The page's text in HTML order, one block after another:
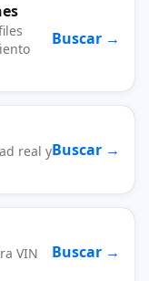
Buscar →
real yBuscar →
VIN
Buscar →